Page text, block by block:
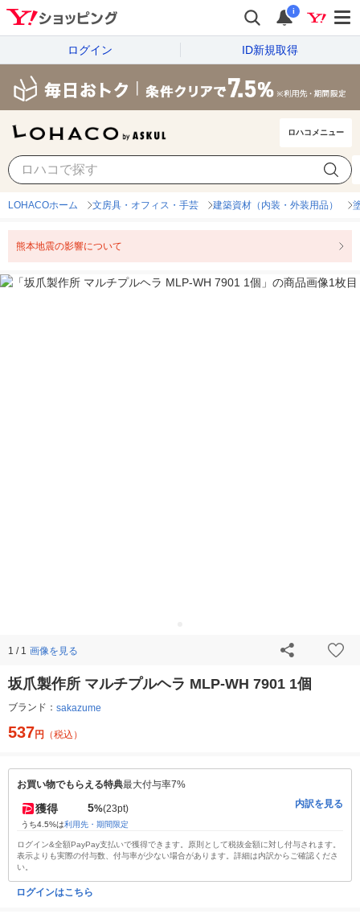
i
ログイン ID新規取得
ロハコメニュー
LOHACOホーム 文房具・オフィス・手芸 建築資材（内装・外装用品）
熊本地震の影響について
1 / 1 画像を見る
坂爪製作所 マルチプルヘラ MLP-WH 7901 1個
ブランド： sakazume
537円 （税込）
お買い物でもらえる特典最大付与率7%
獲得 5%(23pt)
うち4.5%は利用先・期間限定
内訳を見る
ログイン&全額PayPay支払いで獲得できます。原則として税抜金額に対し付与されます。
表示よりも実際の付与数、付与率が少ない場合があります。詳細は内訳からご確認くださ
い。
ログインはこちら